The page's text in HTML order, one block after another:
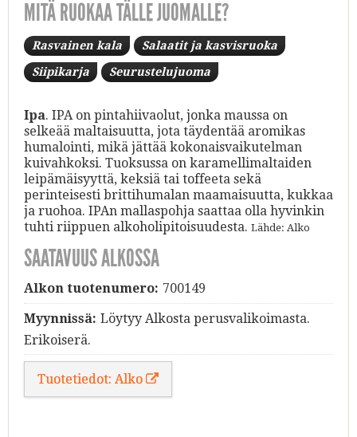
MITÄ RUOKAA TÄLLE JUOMALLE?
Rasvainen kala Salaatit ja kasvisruoka
Siipikarja Seurustelujuoma
Ipa. IPA on pintahiivaolut, jonka maussa on
selkeää maltaisuutta, jota täydentää aromikas
humalointi, mikä jättää kokonaisvaikutelman
kuivahkoksi. Tuoksussa on karamellimaltaiden
leipämäisyyttä, keksiä tai toffeeta sekä
perinteisesti brittihumalan maamaisuutta, kukkaa
ja ruohoa. IPAn mallaspohja saattaa olla hyvinkin
tuhti riippuen alkoholipitoisuudesta. Lähde: Alko
SAATAVUUS ALKOSSA
Alkon tuotenumero: 700149
Myynnissä: Löytyy Alkosta perusvalikoimasta.
Erikoiserä.
Tuotetiedot: Alko